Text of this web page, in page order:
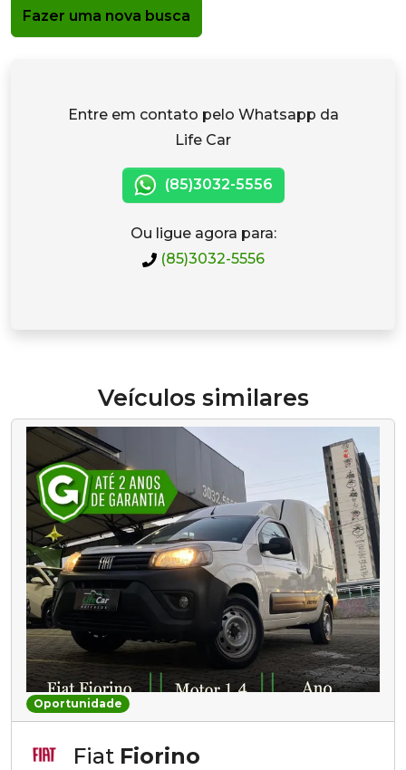
Fazer uma nova busca
Entre em contato pelo Whatsapp da
Life Car
(85)3032-5556
Ou ligue agora para:
(85)3032-5556
Veículos similares
Oportunidade
Fiat Fiorino